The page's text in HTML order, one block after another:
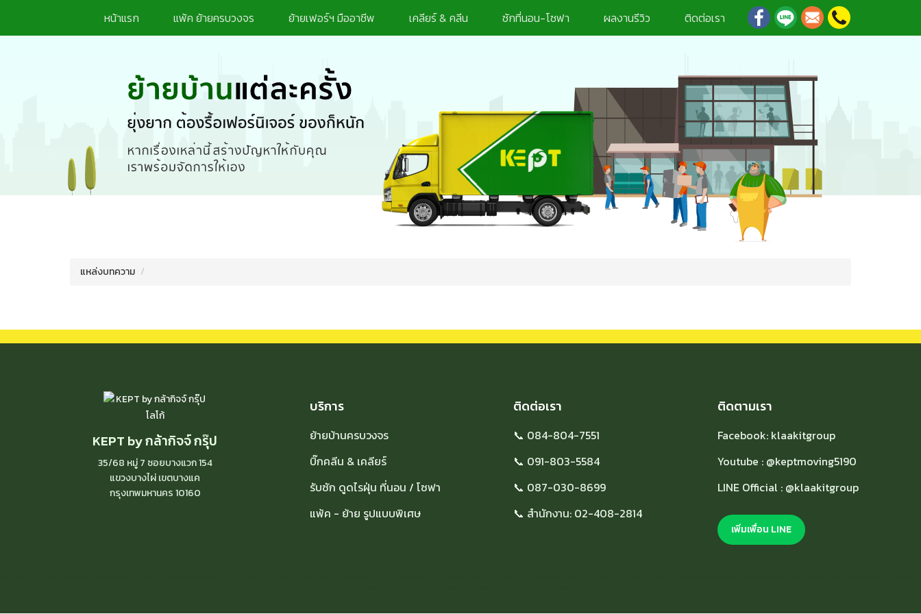
หน้าแรก แพ้ค ย้ายครบวงจร ย้ายเฟอร์ฯ มืออาชีพ เคลียร์ & คลีน ซักที่นอน-โซฟา ผลงานรีวิว ติดต่อเรา
แหล่งบทความ
KEPT by กล้ากิจจ์ กรุ๊ป
35/68 หมู่ 7 ซอยบางแวก 154
แขวงบางไผ่ เขตบางแค
กรุงเทพมหานคร10160
บริการ
ย้ายบ้านครบวงจร
บิ๊กคลีน & เคลียร์
รับซัก ดูดไรฝุ่น ที่นอน / โซฟา
แพ้ค - ย้าย รูปแบบพิเศษ
ติดต่อเรา
📞 084-804-7551
📞 091-803-5584
📞 087-030-8699
📞 สำนักงาน: 02-408-2814
ติดตามเรา
Facebook: klaakitgroup
Youtube : @keptmoving5190
LINE Official : @klaakitgroup
เพิ่มเพื่อน LINE